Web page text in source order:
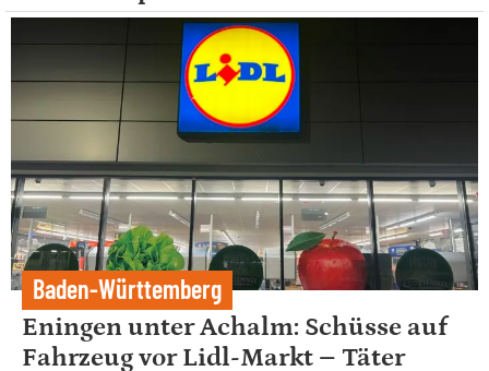
Baden-Württemberg
Eningen unter Achalm: Schüsse auf
Fahrzeug vor Lidl-Markt – Täter